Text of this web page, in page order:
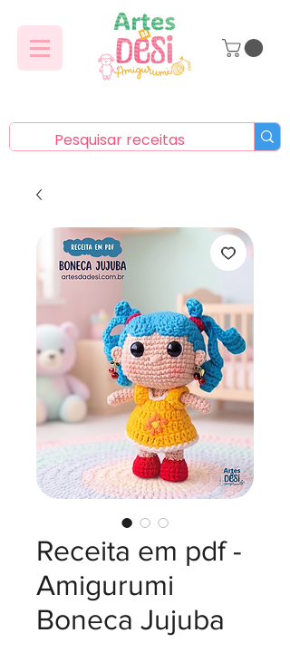
Receita em pdf -
Amigurumi
Boneca Jujuba